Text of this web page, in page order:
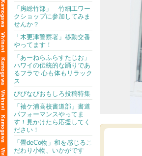
「房総竹部」 竹細工ワー
クショップに参加してみま
せんか？
「木更津警察署」移動交番
やってます！
「あーねらふらすたじお」
ハワイの伝統的な踊りであ
るフラで 心も体もリラック
ス
びびなびおもしろ投稿特集
「袖ケ浦高校書道部」書道
パフォーマンスやってま
す！見かけたら応援してく
ださい！
「畳deCo物」和を感じるこ
だわり小物、いかがです